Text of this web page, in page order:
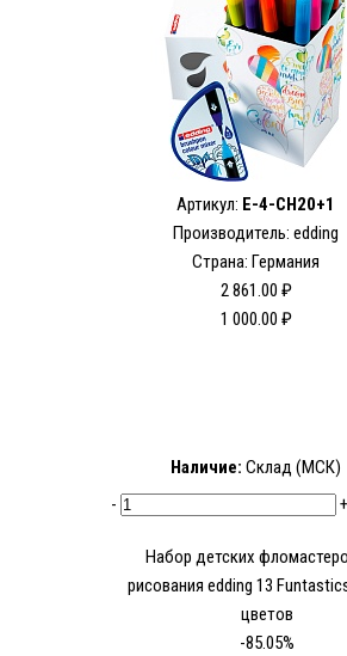
Артикул: E-4-CH20+1
Производитель: edding
Страна: Германия
2 861.00 ₽
1 000.00 ₽
Наличие: Склад (МСК)
-
+
Набор детских
рисования edding 13
цветов
-85.05%